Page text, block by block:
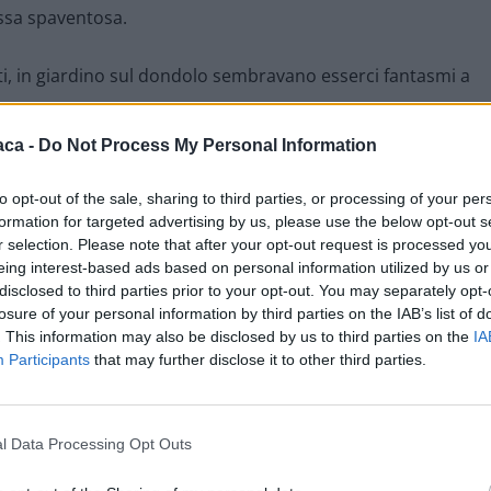
- Do Not Process My Personal Information
opt-out of the sale, sharing to third parties, or processing of your
for targeted advertising by us, please use the below opt-out
selection. Please note that after your opt-out request is processed
interest-based ads based on personal information utilized by us
to third parties prior to your opt-out. You may separately
of your personal information by third parties on the IAB’s list of
This information may also be disclosed by us to third parties on the
Participants that may further disclose it to other third parties.
Data Processing Opt Outs
spaventosa.
in giardino sul dondolo sembravano esserci fantasmi a
quei 40, 50 secondi che non smettevano più di
in una zona soggetta a terremoto ho imparato in
proprie convinzioni, errate, ma non importa.
sentono…
ieri è crollato nella nostre convinzioni.